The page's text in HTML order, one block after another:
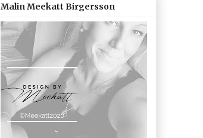
Malin Meekatt Birgersson